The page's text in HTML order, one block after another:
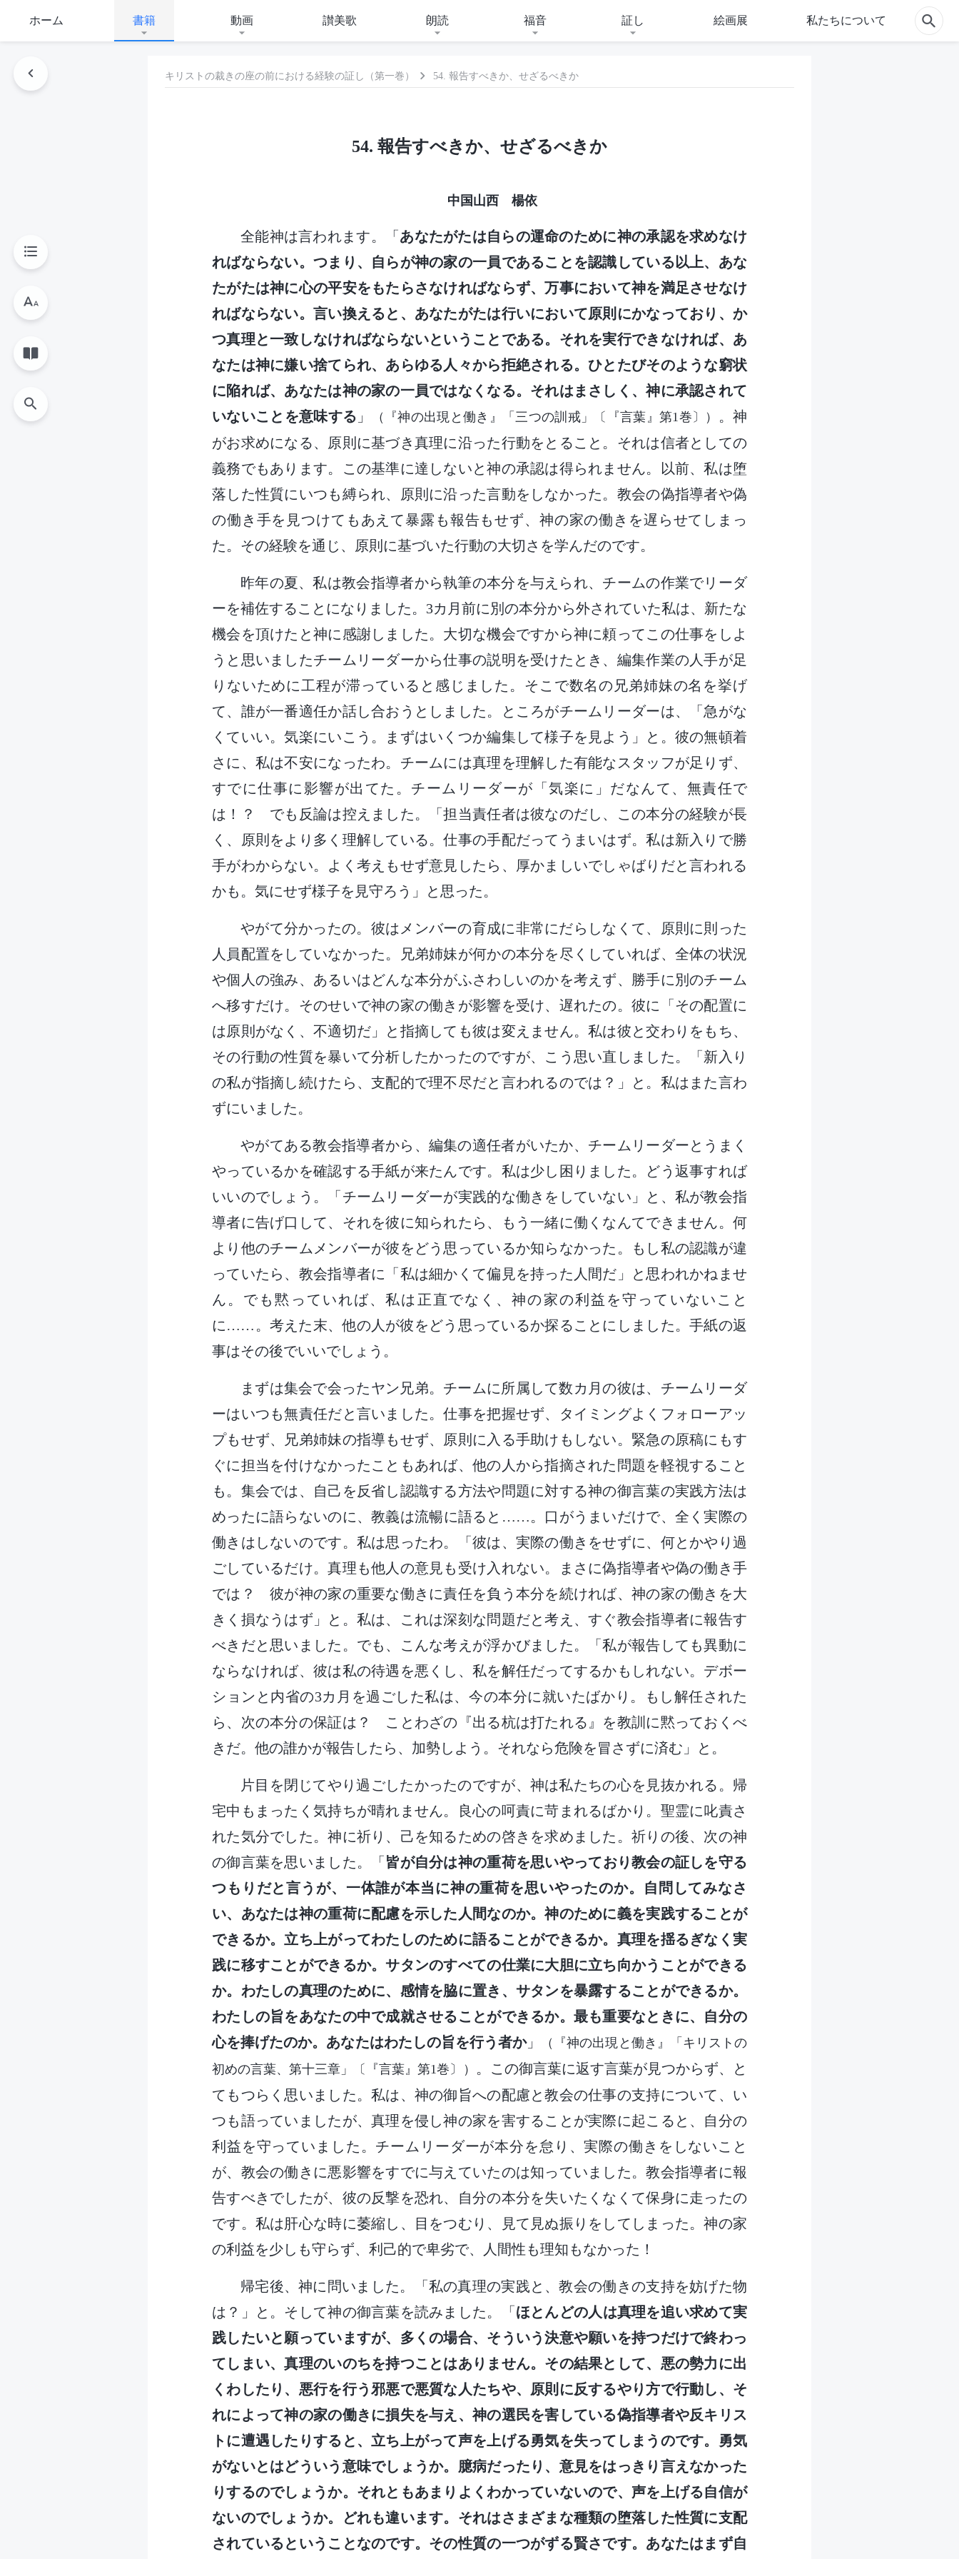
ホーム 書籍 動画 讃美歌 朗読 福音 証し 絵画展 私たちについて
キリストの裁きの座の前における経験の証し（第一巻） 54. 報告すべきか、せざるべきか
54. 報告すべきか、せざるべきか
中国山西 楊依
全能神は言われます。「 あなたがたは自らの運命のために神の承認を求めなけ
ればならない。つまり、自らが神の家の一員であることを認識している以上、あな
たがたは神に心の平安をもたらさなければならず、万事において神を満足させなけ
ればならない。言い換えると、あなたがたは行いにおいて原則にかなっており、か
つ真理と一致しなければならないということである。それを実行できなければ、あ
なたは神に嫌い捨てられ、あらゆる人々から拒絶される。ひとたびそのような窮状
に陥れば、あなたは神の家の一員ではなくなる。それはまさしく、神に承認されて
いないことを意味する 」 （『神の出現と働き』「三つの訓戒」〔『言葉』第1巻〕）
。神
がお求めになる、原則に基づき真理に沿った行動をとること。それは信者としての
義務でもあります。この基準に達しないと神の承認は得られません。以前、私は堕
落した性質にいつも縛られ、原則に沿った言動をしなかった。教会の偽指導者や偽
の働き手を見つけてもあえて暴露も報告もせず、神の家の働きを遅らせてしまっ
た。その経験を通じ、原則に基づいた行動の大切さを学んだのです。
昨年の夏、私は教会指導者から執筆の本分を与えられ、チームの作業でリーダ
ーを補佐することになりました。3カ月前に別の本分から外されていた私は、新たな
機会を頂けたと神に感謝しました。大切な機会ですから神に頼ってこの仕事をしよ
うと思いましたチームリーダーから仕事の説明を受けたとき、編集作業の人手が足
りないために工程が滞っていると感じました。そこで数名の兄弟姉妹の名を挙げ
て、誰が一番適任か話し合おうとしました。ところがチームリーダーは、「急がな
くていい。気楽にいこう。まずはいくつか編集して様子を見よう」と。彼の無頓着
さに、私は不安になったわ。チームには真理を理解した有能なスタッフが足りず、
すでに仕事に影響が出てた。チームリーダーが「気楽に」だなんて、無責任で
は！？ でも反論は控えました。「担当責任者は彼なのだし、この本分の経験が長
く、原則をより多く理解している。仕事の手配だってうまいはず。私は新入りで勝
手がわからない。よく考えもせず意見したら、厚かましいでしゃばりだと言われる
かも。気にせず様子を見守ろう」と思った。
やがて分かったの。彼はメンバーの育成に非常にだらしなくて、原則に則った
人員配置をしていなかった。兄弟姉妹が何かの本分を尽くしていれば、全体の状況
や個人の強み、あるいはどんな本分がふさわしいのかを考えず、勝手に別のチーム
へ移すだけ。そのせいで神の家の働きが影響を受け、遅れたの。彼に「その配置に
は原則がなく、不適切だ」と指摘しても彼は変えません。私は彼と交わりをもち、
その行動の性質を暴いて分析したかったのですが、こう思い直しました。「新入り
の私が指摘し続けたら、支配的で理不尽だと言われるのでは？」と。私はまた言わ
ずにいました。
やがてある教会指導者から、編集の適任者がいたか、チームリーダーとうまく
やっているかを確認する手紙が来たんです。私は少し困りました。どう返事すれば
いいのでしょう。「チームリーダーが実践的な働きをしていない」と、私が教会指
導者に告げ口して、それを彼に知られたら、もう一緒に働くなんてできません。何
より他のチームメンバーが彼をどう思っているか知らなかった。もし私の認識が違
っていたら、教会指導者に「私は細かくて偏見を持った人間だ」と思われかねませ
ん。でも黙っていれば、私は正直でなく、神の家の利益を守っていないこと
に……。考えた末、他の人が彼をどう思っているか探ることにしました。手紙の返
事はその後でいいでしょう。
まずは集会で会ったヤン兄弟。チームに所属して数カ月の彼は、チームリーダ
ーはいつも無責任だと言いました。仕事を把握せず、タイミングよくフォローアッ
プもせず、兄弟姉妹の指導もせず、原則に入る手助けもしない。緊急の原稿にもす
ぐに担当を付けなかったこともあれば、他の人から指摘された問題を軽視すること
も。集会では、自己を反省し認識する方法や問題に対する神の御言葉の実践方法は
めったに語らないのに、教義は流暢に語ると……。口がうまいだけで、全く実際の
働きはしないのです。私は思ったわ。「彼は、実際の働きをせずに、何とかやり過
ごしているだけ。真理も他人の意見も受け入れない。まさに偽指導者や偽の働き手
では？ 彼が神の家の重要な働きに責任を負う本分を続ければ、神の家の働きを大
きく損なうはず」と。私は、これは深刻な問題だと考え、すぐ教会指導者に報告す
べきだと思いました。でも、こんな考えが浮かびました。「私が報告しても異動に
ならなければ、彼は私の待遇を悪くし、私を解任だってするかもしれない。デボー
ションと内省の3カ月を過ごした私は、今の本分に就いたばかり。もし解任された
ら、次の本分の保証は？ ことわざの『出る杭は打たれる』を教訓に黙っておくべ
きだ。他の誰かが報告したら、加勢しよう。それなら危険を冒さずに済む」と。
片目を閉じてやり過ごしたかったのですが、神は私たちの心を見抜かれる。帰
宅中もまったく気持ちが晴れません。良心の呵責に苛まれるばかり。聖霊に叱責さ
れた気分でした。神に祈り、己を知るための啓きを求めました。祈りの後、次の神
の御言葉を思いました。「 皆が自分は神の重荷を思いやっており教会の証しを守る
つもりだと言うが、一体誰が本当に神の重荷を思いやったのか。自問してみなさ
い、あなたは神の重荷に配慮を示した人間なのか。神のために義を実践することが
できるか。立ち上がってわたしのために語ることができるか。真理を揺るぎなく実
践に移すことができるか。サタンのすべての仕業に大胆に立ち向かうことができる
か。わたしの真理のために、感情を脇に置き、サタンを暴露することができるか。
わたしの旨をあなたの中で成就させることができるか。最も重要なときに、自分の
心を捧げたのか。あなたはわたしの旨を行う者か」
（『神の出現と働き』「キリストの
初めの言葉、第十三章」〔『言葉』第1巻〕）
。この御言葉に返す言葉が見つからず、と
てもつらく思いました。私は、神の御旨への配慮と教会の仕事の支持について、い
つも語っていましたが、真理を侵し神の家を害することが実際に起こると、自分の
利益を守っていました。チームリーダーが本分を怠り、実際の働きをしないこと
が、教会の働きに悪影響をすでに与えていたのは知っていました。教会指導者に報
告すべきでしたが、彼の反撃を恐れ、自分の本分を失いたくなくて保身に走ったの
です。私は肝心な時に萎縮し、目をつむり、見て見ぬ振りをしてしまった。神の家
の利益を少しも守らず、利己的で卑劣で、人間性も理知もなかった！
帰宅後、神に問いました。「私の真理の実践と、教会の働きの支持を妨げた物
は？」と。そして神の御言葉を読みました。「 ほとんどの人は真理を追い求めて実
践したいと願っていますが、多くの場合、そういう決意や願いを持つだけで終わっ
てしまい、真理のいのちを持つことはありません。その結果として、悪の勢力に出
くわしたり、悪行を行う邪悪で悪質な人たちや、原則に反するやり方で行動し、そ
れによって神の家の働きに損失を与え、神の選民を害している偽指導者や反キリス
トに遭遇したりすると、立ち上がって声を上げる勇気を失ってしまうのです。勇気
がないとはどういう意味でしょうか。臆病だったり、意見をはっきり言えなかった
りするのでしょうか。それともあまりよくわかっていないので、声を上げる自信が
ないのでしょうか。どれも違います。それはさまざまな種類の堕落した性質に支配
されているということなのです。その性質の一つがずる賢さです。あなたはまず自